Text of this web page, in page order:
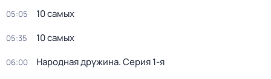
05:05 10 самых
05:35 10 самых
06:00 Народная дружина. Серия 1-я